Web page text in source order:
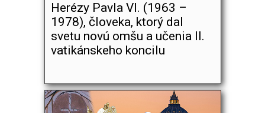
Herézy Pavla VI. (1963 –
1978), človeka, ktorý dal
svetu novú omšu a učenia II.
vatikánskeho koncilu